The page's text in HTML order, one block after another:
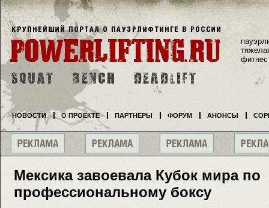
Мексика завоевала Кубок мира по
профессиональному боксу
фитнес
НОВОСТИ О ПРОЕКТЕ ПАРТНЕРЫ ФОРУМ АНОНСЫ